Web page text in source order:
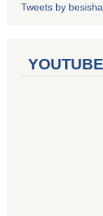
Tweets by